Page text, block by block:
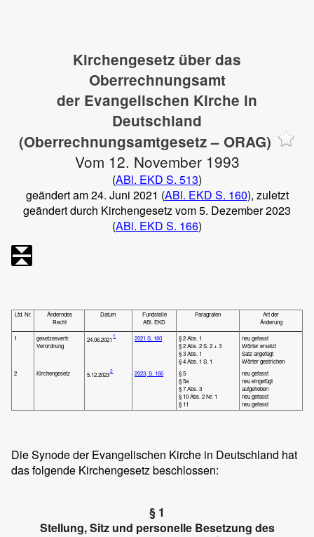
Kirchengesetz über das
Oberrechnungsamt
der Evangelischen Kirche in
Deutschland
(Oberrechnungsamtgesetz – ORAG)
Vom 12. November 1993
(ABl. EKD S. 513)
geändert am 24. Juni 2021 (ABl. EKD S. 160), zuletzt
geändert durch Kirchengesetz vom 5. Dezember 2023
(ABl. EKD S. 166)
Lfd. Nr.
Änderndes
Recht
Datum
Fundstelle
ABl. EKD
Paragrafen
Art der
Änderung
1
gesetzesvertr.
Verordnung
24.06.2021
1 2021 S. 160
§ 2 Abs. 1
§ 2 Abs. 2 S. 2 + 3
§ 3 Abs. 1
§ 4 Abs. 1 S. 1
neu gefasst
Wörter ersetzt
Satz angefügt
Wörter gestrichen
2
Kirchengesetz 5.12.2023
2 2023, S. 166
§ 5
§ 5a
§ 7 Abs. 3
§ 10 Abs. 2 Nr. 1
§ 11
neu gefasst
neu eingefügt
aufgehoben
neu gefasst
neu gefasst
Die Synode der Evangelischen Kirche in Deutschland hat
das folgende Kirchengesetz beschlossen:
§ 1
Stellung, Sitz und personelle Besetzung des